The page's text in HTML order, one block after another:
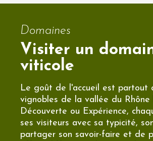
Domaines
Visiter un
viticole
Le goût de l'accueil est partout
vignobles de la vallée du
Découverte ou Expérience,
ses visiteurs avec sa typicité,
partager son savoir-faire et de